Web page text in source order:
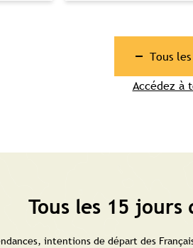
Tous
Accédez à
Tous les 15
intentions de départ des